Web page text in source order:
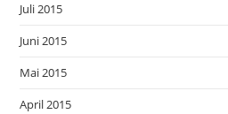
Juli 2015
Juni 2015
Mai 2015
April 2015